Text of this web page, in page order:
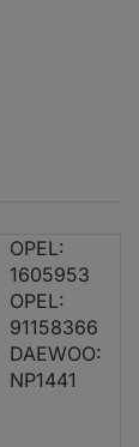
1.8
2.0 D
1.5 16V
OPEL:
1605953
OPEL:
91158366
DAEWOO:
NP1441